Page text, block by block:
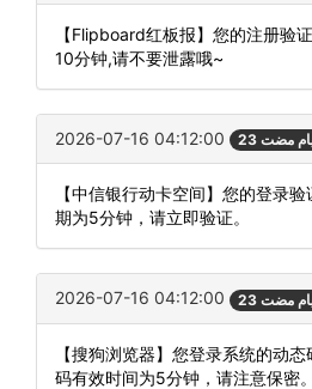
【Flipboard红板报】您的注册验
10分钟,请不要泄露哦~
2026-07-16 04:12:00 أيام مضت
【中信银行动卡空间】您的登录
期为5分钟，请立即验证。
2026-07-16 04:12:00 أيام مضت
【搜狗浏览器】您登录系统的动
码有效时间为5分钟，请注意保密。